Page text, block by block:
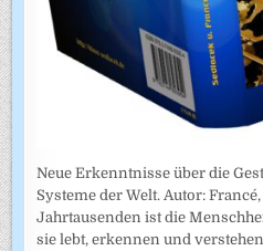
Neue Erkenntnisse über die
Systeme der Welt. Autor: Francé,
Jahrtausenden ist die
sie lebt, erkennen und